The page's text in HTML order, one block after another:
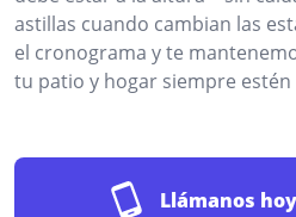
astillas cuando cambian las
el cronograma y te
tu patio y hogar siempre
Llámanos